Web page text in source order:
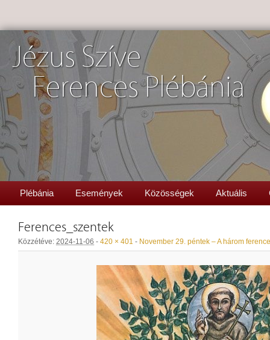
Jézus Szíve
Ferences Plébánia
Plébánia Események Közösségek Aktuális
Ferences_szentek
Közzétéve: 2024-11-06 - 420 × 401 - November 29. péntek – A három